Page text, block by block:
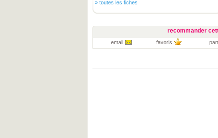
» toutes les fiches
recommander
email favoris